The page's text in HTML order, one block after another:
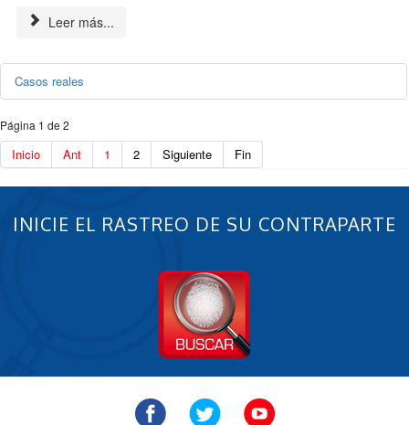
Leer más...
Casos reales
Página 1 de 2
Inicio Ant 1 2 Siguiente Fin
INICIE EL RASTREO DE SU CONTRAPARTE